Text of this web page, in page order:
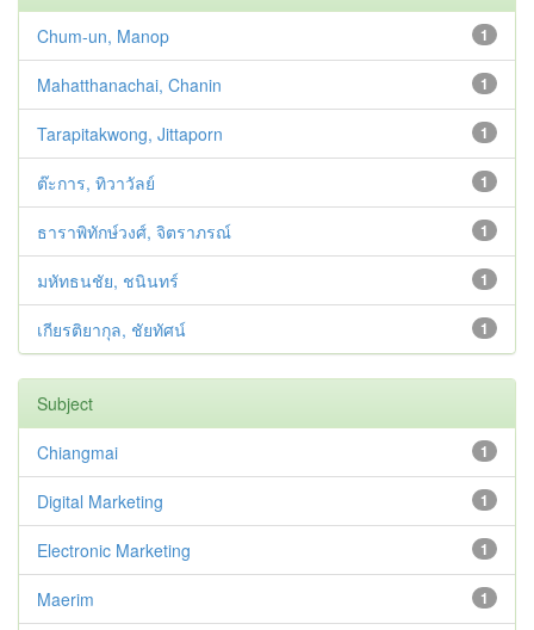
1
Chum-un, Manop
1
Mahatthanachai, Chanin
1
Tarapitakwong, Jittaporn
1
ต๊ะการ, ทิวาวัลย์
1
ธาราพิทักษ์วงศ์, จิตราภรณ์
1
มหัทธนชัย, ชนินทร์
1
เกียรติยากุล, ชัยทัศน์
Subject
1
Chiangmai
1
Digital Marketing
1
Electronic Marketing
1
Maerim